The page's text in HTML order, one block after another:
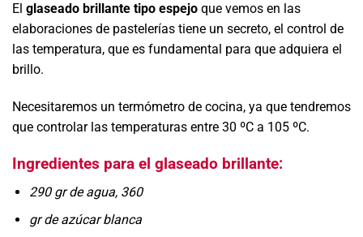
El glaseado brillante tipo espejo que vemos en las
elaboraciones de pastelerías tiene un secreto, el control de
las temperatura, que es fundamental para que adquiera el
brillo.
Necesitaremos un termómetro de cocina, ya que tendremos
que controlar las temperaturas entre 30 ºC a 105 ºC.
Ingredientes para el glaseado brillante:
290 gr de agua, 360
gr de azúcar blanca